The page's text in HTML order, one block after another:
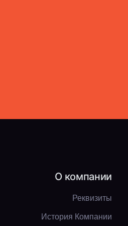
О компании
Реквизиты
История Компании